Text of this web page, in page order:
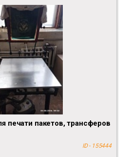
печати пакетов, трансферов
ID - 155444